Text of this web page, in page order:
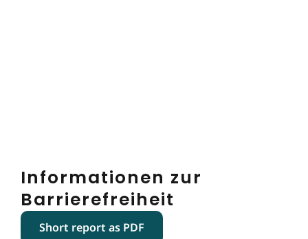
Informationen zur
Barrierefreiheit
Short report as PDF